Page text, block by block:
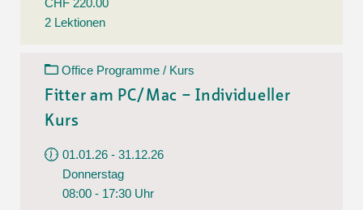
CHF 220.00
2 Lektionen
Office Programme / Kurs
Fitter am PC/Mac – Individueller
Kurs
01.01.26 - 31.12.26
Donnerstag
08:00 - 17:30 Uhr